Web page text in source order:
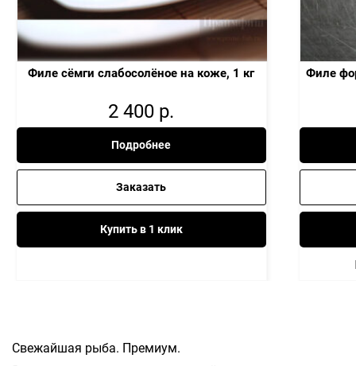
Свежайшая рыба. Премиум.
Филе сёмги слабосолёное на коже, 1 кг
2 400 р.
Подробнее
Заказать
Купить в 1 клик
Филе